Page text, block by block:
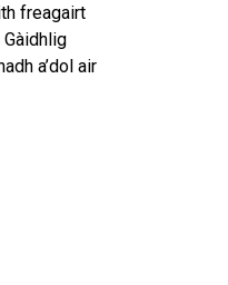
freagairt
a’dol air